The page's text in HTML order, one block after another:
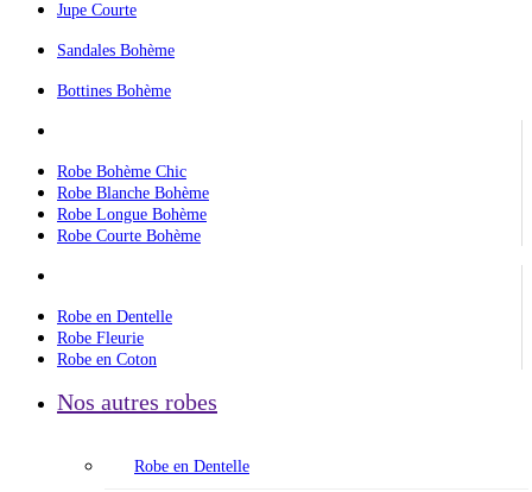
Jupe Courte
Sandales Bohème
Bottines Bohème
Robe Bohème Chic
Robe Blanche Bohème
Robe Longue Bohème
Robe Courte Bohème
Robe en Dentelle
Robe Fleurie
Robe en Coton
Nos autres robes
Robe en Dentelle